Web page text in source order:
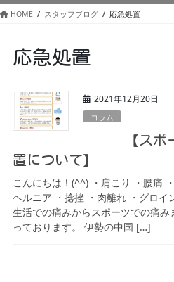
動 HOME スタッフブログ 応急処置
応急処置
2021年12月20日
コラム
【スポー
置について】
こんにちは！(^^) ・肩こり ・腰痛
ヘルニア ・捻挫 ・肉離れ ・グロイ
生活での痛みからスポーツでの痛
っております。 伊勢の中国 […]